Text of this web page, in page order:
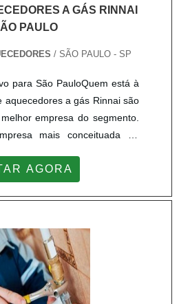
A GÁS RINNAI
PAULO
/ SÃO PAULO - SP
para São PauloQuem está à
aquecedores a gás Rinnai são
empresa do segmento.
mais conceituada do
atuação.Quando a busca é
da Hidrohouse Aquecedores
SOBRE VENDA DE
GÁS RINNAI SÃO PAULOA
centraliza seus esforços
cliente uma estrutura com
AGORA